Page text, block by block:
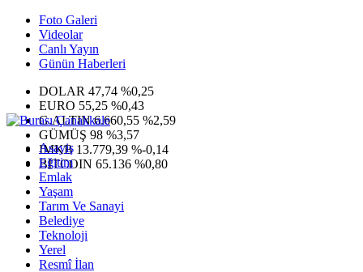
Foto Galeri
Videolar
Canlı Yayın
Günün Haberleri
DOLAR 47,74 %0,25
EURO 55,25 %0,43
G.ALTIN6.660,55 %2,59
GÜMÜŞ 98 %3,57
IMKB 13.779,39 %-0,14
BITCOIN 65.136 %0,80
Asayiş
Eğitim
Emlak
Yaşam
Tarım Ve Sanayi
Belediye
Teknoloji
Yerel
Resmî İlan